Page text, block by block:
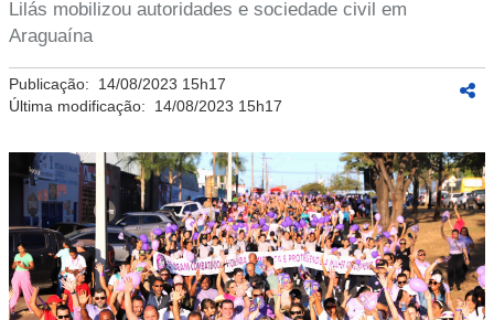
Lilás mobilizou autoridades e sociedade civil em
Araguaína
Publicação: 14/08/2023 15h17
Última modificação: 14/08/2023 15h17